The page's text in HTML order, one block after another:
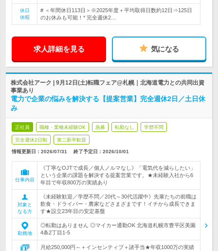
休日
休暇
# ＜年間休日113日＞※2025年度＋平均取得日数約12日⇒125日
のお休みも可能！* 完全週休2…
求人詳細を見る 気になる
株式会社アーク | 9月12日(土)転職フェア@札幌｜北海道電力との共同出資
事業あり
電力で企業の悩みを解決する【提案営業】完全週休2日／土日休
み
正社員 職種・業種未経験OK 急募 転勤なし 学歴不問
完全週休2日制 第二新卒歓迎
情報更新日：2026/07/31 終了予定日： 2026/10/01
仕事内容
《丁寧なOJTで成長／個人ノルマなし》「電気代を減らしたい」
という企業の課題を解決する提案営業です。★未経験入社から6
年目で年収800万の実績あり
対象と
なる方
《未経験歓迎／学歴不問／20代～30代活躍中》先輩たちの前職は
飲食・ドライバー・農家などさまざまです！イチから成長できま
す★設立23年目の安定基盤
勤務地
◎転勤はありません ◎マイカー通勤OK 北海道札幌市豊平区美園
4条2丁目1-5
月給250,000円～＋インセンティブ＋諸手当★年収1000万の実績